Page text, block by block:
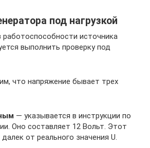
под нагрузкой
источника
выполнить проверку под
что напряжение бывает трех
— указывается в инструкции по
Оно составляет 12 Вольт. Этот
от реального значения U.